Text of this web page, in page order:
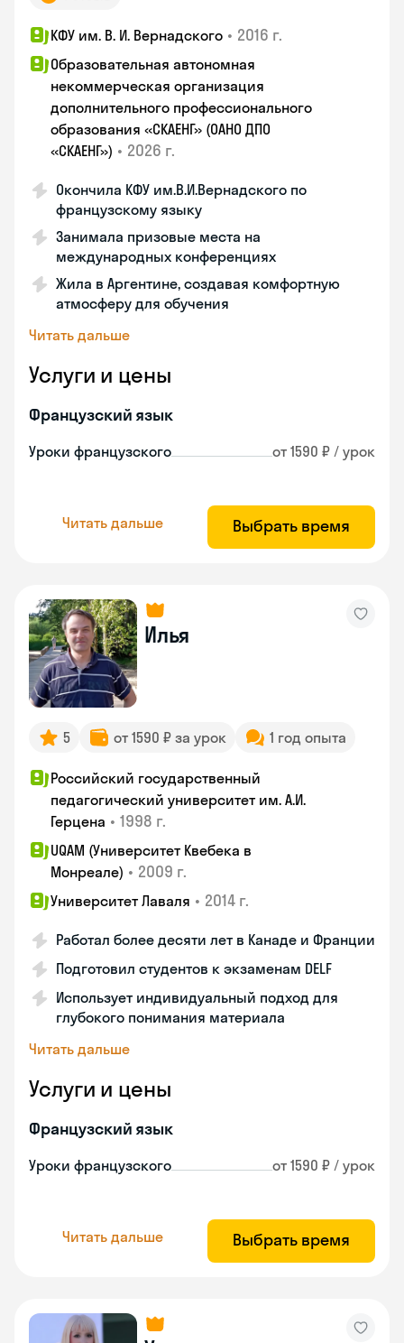
КФУ им. В. И. Вернадского • 2016 г.
Образовательная автономная
некоммерческая организация
дополнительного профессионального
образования «СКАЕНГ» (ОАНО ДПО
«СКАЕНГ») • 2026 г.
Окончила КФУ им.В.И.Вернадского по
французскому языку
Занимала призовые места на
международных конференциях
Жила в Аргентине, создавая комфортную
атмосферу для обучения
Читать дальше
Услуги и цены
Французский язык
Уроки французского от 1590 ₽ / урок
Читать дальше Выбрать время
Илья
5 от 1590 ₽ за урок 1 год опыта
Российский государственный
педагогический университет им. А.И.
Герцена • 1998 г.
UQAM (Университет Квебека в
Монреале) • 2009 г.
Университет Лаваля • 2014 г.
Работал более десяти лет в Канаде и Франции
Подготовил студентов к экзаменам DELF
Использует индивидуальный подход для
глубокого понимания материала
Читать дальше
Услуги и цены
Французский язык
Уроки французского от 1590 ₽ / урок
Читать дальше Выбрать время